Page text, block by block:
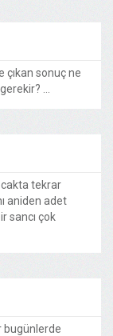
çıkan sonuç ne
...
tekrar
aniden adet
sancı çok
bugünlerde